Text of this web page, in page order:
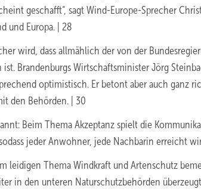
geschafft“, sagt Wind-Europe-Sprecher
und Europa. | 28
wird, dass allmählich der von der
ist. Brandenburgs Wirtschaftsminister Jörg
optimistisch. Er betont aber auch ganz
den Behörden. | 30
Beim Thema Akzeptanz spielt die
jeder Anwohner, jede Nachbarin erreicht
leidigen Thema Windkraft und Artenschutz
in den unteren Naturschutzbehörden